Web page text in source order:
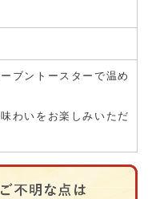
ブントースターで温め
わいをお楽しみいただ